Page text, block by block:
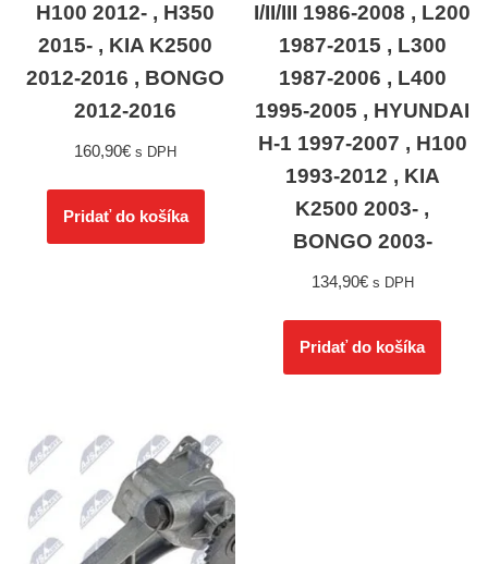
H100 2012- , H350
2015- , KIA K2500
2012-2016 , BONGO
2012-2016
160,90€ s DPH
Pridať do košíka
I/II/III 1986-2008 , L200
1987-2015 , L300
1987-2006 , L400
1995-2005 , HYUNDAI
H-1 1997-2007 , H100
1993-2012 , KIA
K2500 2003- ,
BONGO 2003-
134,90€ s DPH
Pridať do košíka